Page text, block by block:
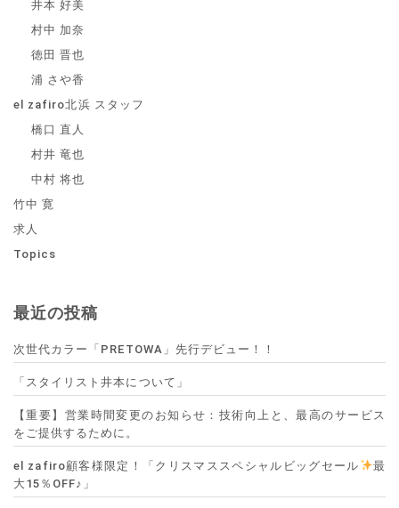
井本 好美
村中 加奈
徳田 晋也
浦 さや香
el zafiro北浜 スタッフ
橋口 直人
村井 竜也
中村 将也
竹中 寛
求人
Topics
最近の投稿
次世代カラー「PRETOWA」先行デビュー！！
「スタイリスト井本について」
【重要】営業時間変更のお知らせ：技術向上と、最高のサービス
をご提供するために。
el zafiro顧客様限定！「クリスマススペシャルビッグセール
最
大15％OFF♪」